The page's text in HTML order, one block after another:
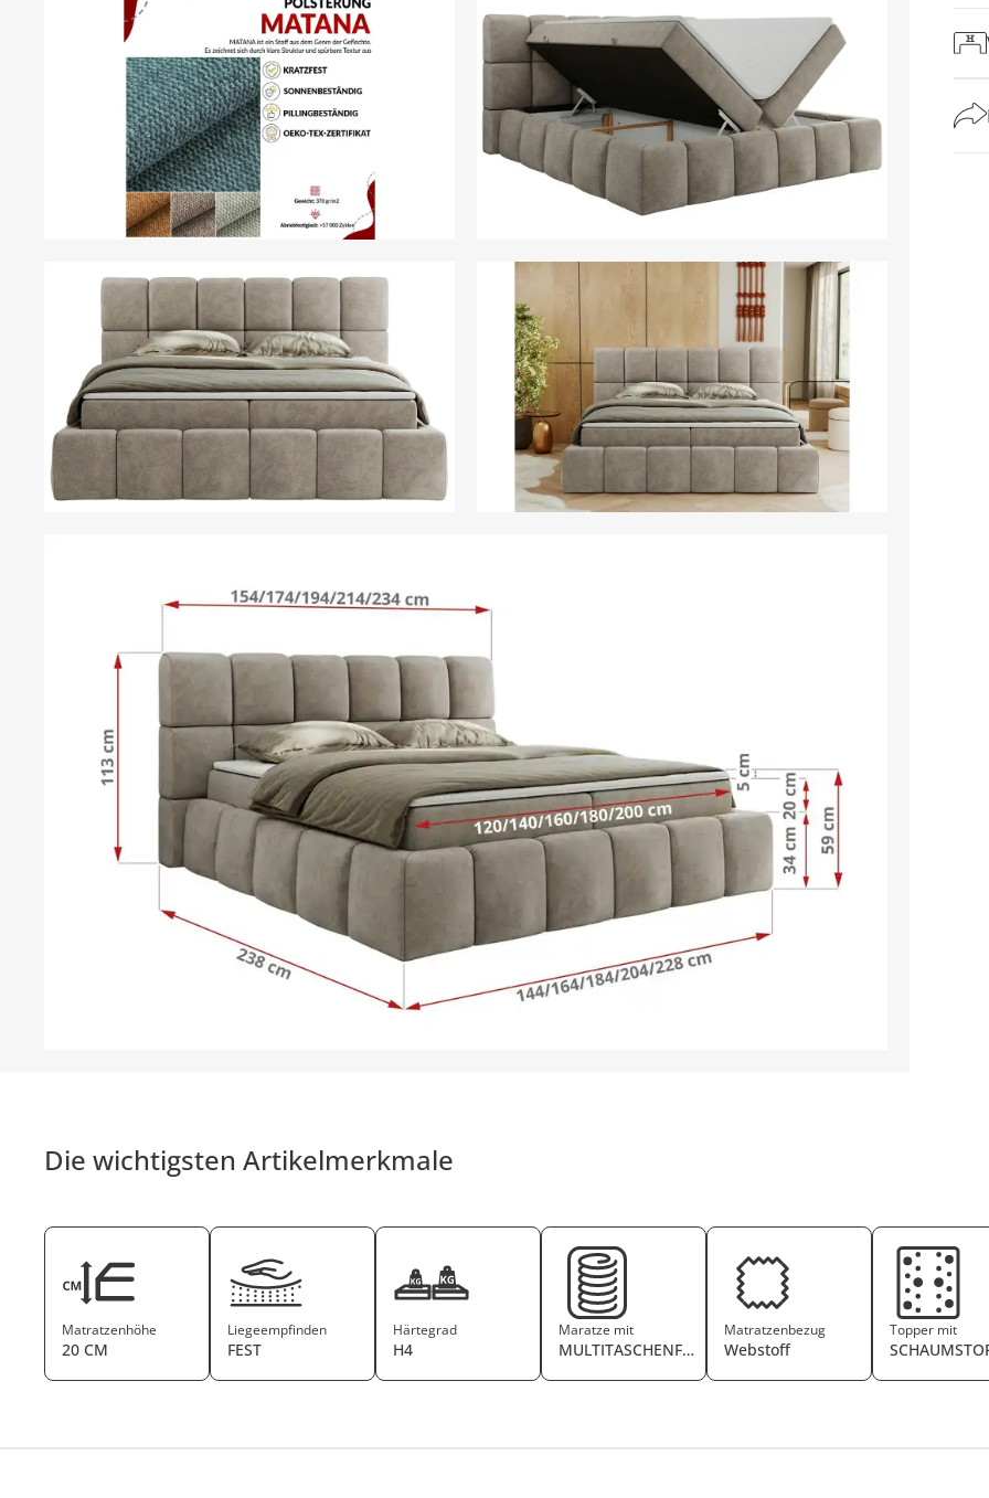
Die wichtigsten Artikelmerkmale
Matratzenhöhe
20 CM
Liegeempfinden
FEST
Härtegrad
H4
Maratze mit
MULTITASCHENFEDERKERN
Matratzenbezug
Webstoff
Topper mit